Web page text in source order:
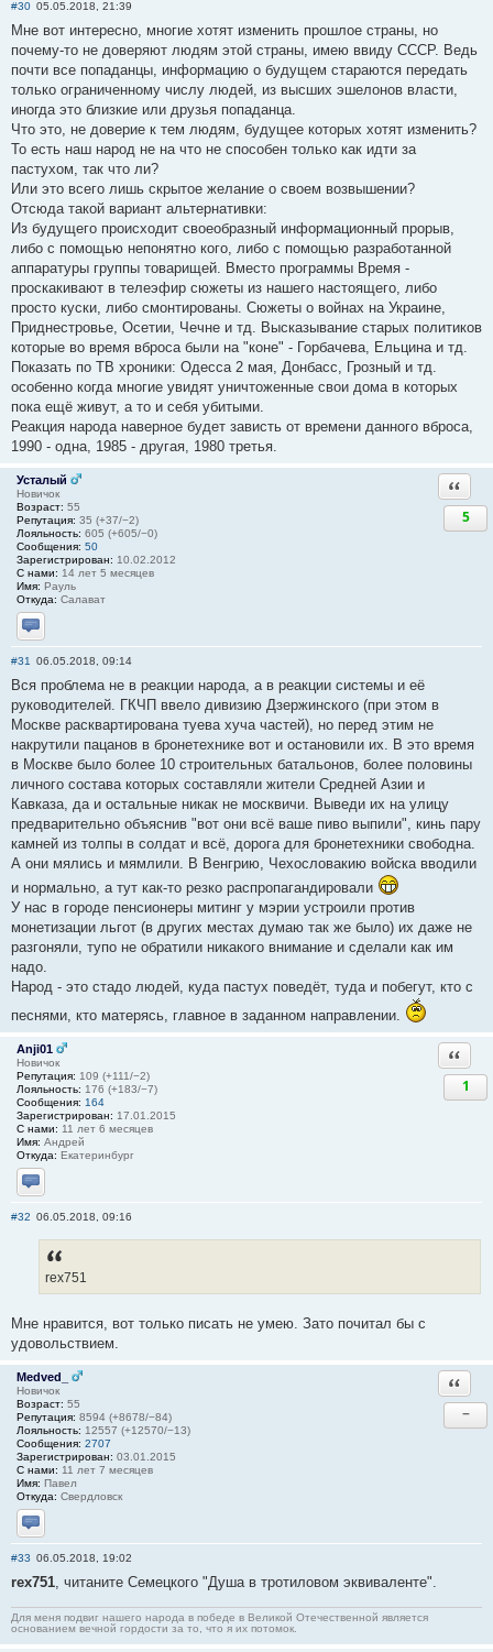
#30 05.05.2018, 21:39
Мне вот интересно, многие хотят изменить прошлое страны, но
почему-то не доверяют людям этой страны, имею ввиду СССР. Ведь
почти все попаданцы, информацию о будущем стараются передать
только ограниченному числу людей, из высших эшелонов власти,
иногда это близкие или друзья попаданца.
Что это, не доверие к тем людям, будущее которых хотят изменить?
То есть наш народ не на что не способен только как идти за
пастухом, так что ли?
Или это всего лишь скрытое желание о своем возвышении?
Отсюда такой вариант альтернативки:
Из будущего происходит своеобразный информационный прорыв,
либо с помощью непонятно кого, либо с помощью разработанной
аппаратуры группы товарищей. Вместо программы Время -
проскакивают в телеэфир сюжеты из нашего настоящего, либо
просто куски, либо смонтированы. Сюжеты о войнах на Украине,
Приднестровье, Осетии, Чечне и тд. Высказывание старых политиков
которые во время вброса были на "коне" - Горбачева, Ельцина и тд.
Показать по ТВ хроники: Одесса 2 мая, Донбасс, Грозный и тд.
особенно когда многие увидят уничтоженные свои дома в которых
пока ещё живут, а то и себя убитыми.
Реакция народа наверное будет зависть от времени данного вброса,
1990 - одна, 1985 - другая, 1980 третья.
Усталый
Новичок
Возраст: 55
Репутация: 35 (+37/−2)
Лояльность: 605 (+605/−0)
Сообщения: 50
Зарегистрирован: 10.02.2012
С нами: 14 лет 5 месяцев
Имя: Рауль
Откуда: Салават
Отправить личное сообщение
5
#31 06.05.2018, 09:14
Вся проблема не в реакции народа, а в реакции системы и её
руководителей. ГКЧП ввело дивизию Дзержинского (при этом в
Москве расквартирована туева хуча частей), но перед этим не
накрутили пацанов в бронетехнике вот и остановили их. В это время
в Москве было более 10 строительных батальонов, более половины
личного состава которых составляли жители Средней Азии и
Кавказа, да и остальные никак не москвичи. Выведи их на улицу
предварительно объяснив "вот они всё ваше пиво выпили", кинь пару
камней из толпы в солдат и всё, дорога для бронетехники свободна.
А они мялись и мямлили. В Венгрию, Чехословакию войска вводили
и нормально, а тут как-то резко распропагандировали
У нас в городе пенсионеры митинг у мэрии устроили против
монетизации льгот (в других местах думаю так же было) их даже не
разгоняли, тупо не обратили никакого внимание и сделали как им
надо.
Народ - это стадо людей, куда пастух поведёт, туда и побегут, кто с
песнями, кто матерясь, главное в заданном направлении.
Anji01
Новичок
Репутация: 109 (+111/−2)
Лояльность: 176 (+183/−7)
Сообщения: 164
Зарегистрирован: 17.01.2015
С нами: 11 лет 6 месяцев
Имя: Андрей
Откуда: Екатеринбург
Отправить личное сообщение
1
#32 06.05.2018, 09:16
rex751
Мне нравится, вот только писать не умею. Зато почитал бы с
удовольствием.
Medved_
Новичок
Возраст: 55
Репутация: 8594 (+8678/−84)
Лояльность: 12557 (+12570/−13)
Сообщения: 2707
Зарегистрирован: 03.01.2015
С нами: 11 лет 7 месяцев
Имя: Павел
Откуда: Свердловск
Отправить личное сообщение
−
#33 06.05.2018, 19:02
rex751 , читаните Семецкого "Душа в тротиловом эквиваленте".
Для меня подвиг нашего народа в победе в Великой Отечественной является
основанием вечной гордости за то, что я их потомок.